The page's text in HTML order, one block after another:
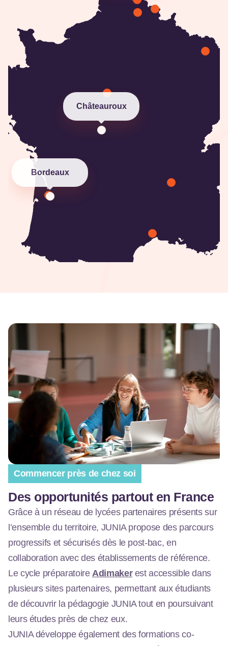
Rue de la Croix 13, 59600 Maubeuge Pont-
Allant, Hauts-de-France France
Lycée Saint Denis
Chemin de la Muette 1, 07100 Annonay,
Auvergne-Rhône-Alpes France
Lycée Saint Joseph et Nazareth
Haffreingue
Avenue Charles de Gaulle 67, 62200 Boulogne-
Lycée Saint Joseph Pierre Rouge
Avenue du Campus Agropolis, 34980
Montferrier-sur-Lez, Occitania France
Lycée Sainte Croix-Sainte Euverte
Boulevard Saint-Euverte 9, 45000 Orléans,
Centre-Val de Loire France
Lycée Sainte Marie Grand Lebrun
Avenue Charles de Gaulle 164, 33200
Bordeaux, Nouvelle-Aquitaine France
Bordeaux
Châteauroux
Commencer près de chez soi
Des opportunités partout en France
Grâce à un réseau de lycées partenaires présents sur
l’ensemble du territoire, JUNIA propose des parcours
progressifs et sécurisés dès le post-bac, en
collaboration avec des établissements de référence.
Le cycle préparatoireAdimakerest accessible dans
plusieurs sites partenaires, permettant aux étudiants
de découvrir la pédagogie JUNIA tout en poursuivant
leurs études près de chez eux.
JUNIA développe également des formations co-